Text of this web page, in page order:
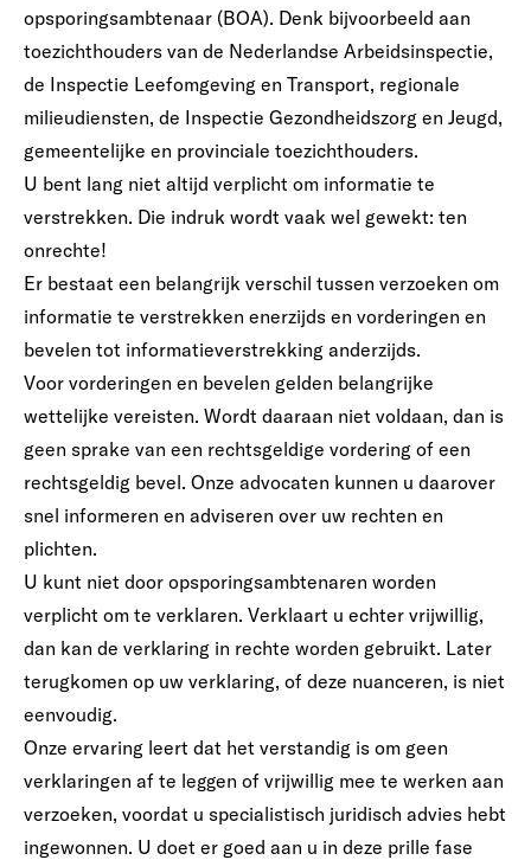
opsporingsambtenaar (BOA). Denk bijvoorbeeld aan
toezichthouders van de Nederlandse Arbeidsinspectie,
de Inspectie Leefomgeving en Transport, regionale
milieudiensten, de Inspectie Gezondheidszorg en Jeugd,
gemeentelijke en provinciale toezichthouders.
U bent lang niet altijd verplicht om informatie te
verstrekken. Die indruk wordt vaak wel gewekt: ten
onrechte!
Er bestaat een belangrijk verschil tussen verzoeken om
informatie te verstrekken enerzijds en vorderingen en
bevelen tot informatieverstrekking anderzijds.
Voor vorderingen en bevelen gelden belangrijke
wettelijke vereisten. Wordt daaraan niet voldaan, dan is
geen sprake van een rechtsgeldige vordering of een
rechtsgeldig bevel. Onze advocaten kunnen u daarover
snel informeren en adviseren over uw rechten en
plichten.
U kunt niet door opsporingsambtenaren worden
verplicht om te verklaren. Verklaart u echter vrijwillig,
dan kan de verklaring in rechte worden gebruikt. Later
terugkomen op uw verklaring, of deze nuanceren, is niet
eenvoudig.
Onze ervaring leert dat het verstandig is om geen
verklaringen af te leggen of vrijwillig mee te werken aan
verzoeken, voordat u specialistisch juridisch advies hebt
ingewonnen. U doet er goed aan u in deze prille fase